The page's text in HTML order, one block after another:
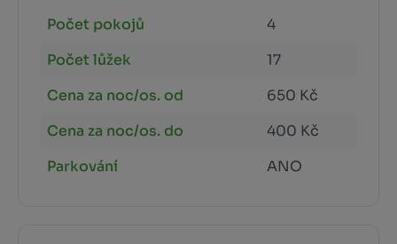
Počet pokojů
4
Počet lůžek
17
Cena za noc/os. od
650 Kč
Cena za noc/os. do
400 Kč
Parkování
ANO